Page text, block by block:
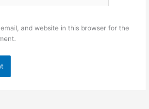
and website in this browser for the